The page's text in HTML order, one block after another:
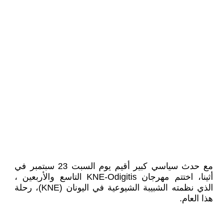
مع حدث سياسي كبير أقيم يوم السبت 23 سبتمبر في
أثينا، اختتم مهرجان KNE-Odigitis التاسع والأربعين ،
الذي نظمته الشبيبة الشيوعية في اليونان (KNE)، رحلة
هذا العام.